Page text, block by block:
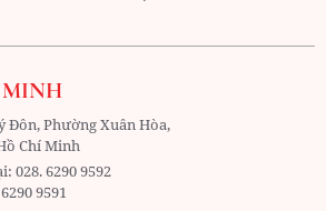
Đôn, Phường Xuân Hòa,
Chí Minh
028. 6290 9592
9591